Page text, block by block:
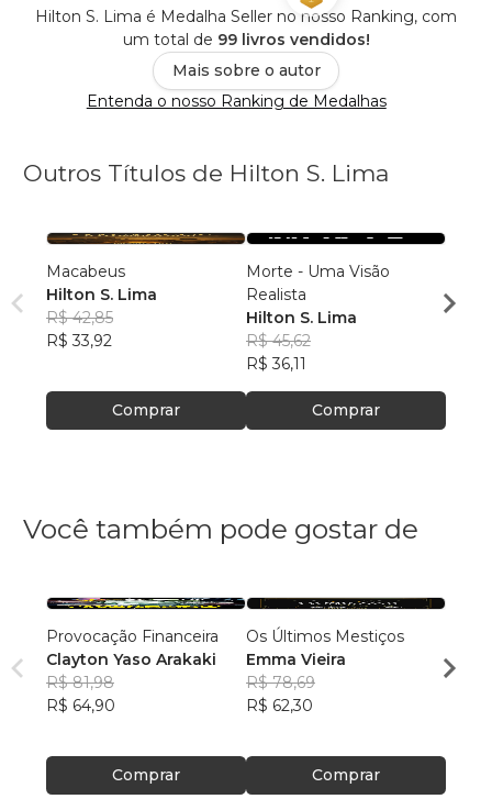
Hilton S. Lima é Medalha Seller no nosso Ranking, com
um total de 99 livros vendidos!
Mais sobre o autor
Entenda o nosso Ranking de Medalhas
Outros Títulos de Hilton S. Lima
Macabeus
Hilton S. Lima
R$ 42,85
R$ 33,92
Comprar
Morte - Uma Visão
Realista
Hilton S. Lima
R$ 45,62
R$ 36,11
Comprar
R$
Você também pode gostar de
Provocação Financeira
Clayton Yaso Arakaki
R$ 81,98
R$ 64,90
Comprar
Os Últimos Mestiços
Emma Vieira
R$ 78,69
R$ 62,30
Comprar